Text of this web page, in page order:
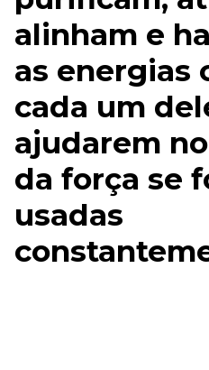
alinham e
as energias
cada um
ajudarem
da força se
usadas